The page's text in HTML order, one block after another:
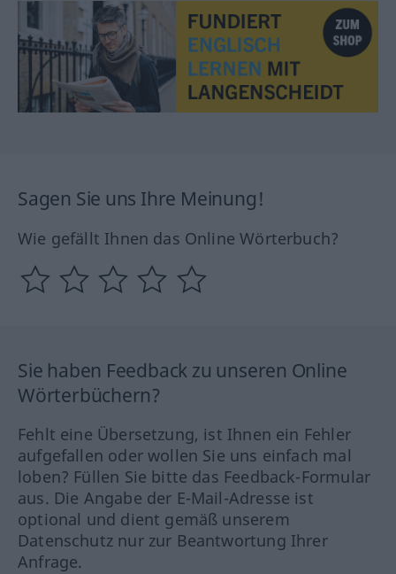
Sagen Sie uns Ihre Meinung!
Wie gefällt Ihnen das Online Wörterbuch?
Sie haben Feedback zu unseren Online
Wörterbüchern?
Fehlt eine Übersetzung, ist Ihnen ein Fehler
aufgefallen oder wollen Sie uns einfach mal
loben? Füllen Sie bitte das Feedback-Formular
aus. Die Angabe der E-Mail-Adresse ist
optional und dient gemäß unserem
Datenschutz nur zur Beantwortung Ihrer
Anfrage.